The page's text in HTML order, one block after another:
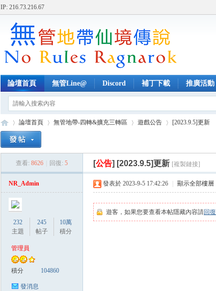
IP: 216.73.216.67
論壇首頁 無管Line@ Discord 補丁下載 推廣活動
論壇首頁 無管地帶-四轉&擴充三轉區
›
遊戲公告
›
[2023.9.5]更新
查看: 8626 回復: 5 [公告] [2023.9.5]更新 [複製鏈接]
NR_Admin
232
主題
245
帖子
10萬
積分
管理員
積分 104860
發消息
發表於 2023-9-5 17:42:26 顯示全部樓層
遊客，如果您要查看本帖隱藏內容請回復